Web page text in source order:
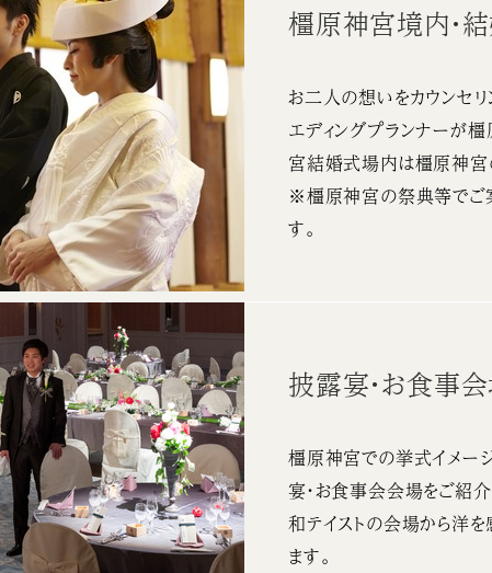
橿原神宮境内・
お二人の想いをカウンセ
エディングプランナーが
宮結婚式場内は橿原神宮
※橿原神宮の祭典等でご
す。
披露宴・お食事
橿原神宮での挙式イメー
宴・お食事会会場をご紹介
和テイストの会場から洋
ます。